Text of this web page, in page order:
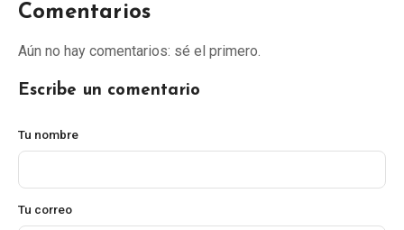
Comentarios
Aún no hay comentarios: sé el primero.
Escribe un comentario
Tu nombre
Tu correo